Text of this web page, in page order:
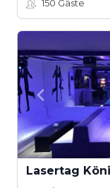
150 Gäste
Lasertag